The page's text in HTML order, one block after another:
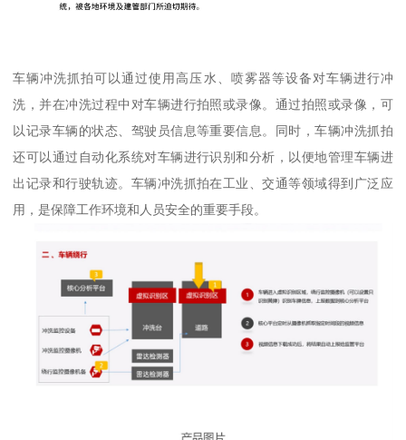
车辆冲洗抓拍可以通过使用高压水、喷雾器等设备对车辆进行冲
洗，并在冲洗过程中对车辆进行拍照或录像。通过拍照或录像，可
以记录车辆的状态、驾驶员信息等重要信息。同时，车辆冲洗抓拍
还可以通过自动化系统对车辆进行识别和分析，以便地管理车辆进
出记录和行驶轨迹。车辆冲洗抓拍在工业、交通等领域得到广泛应
用，是保障工作环境和人员安全的重要手段。